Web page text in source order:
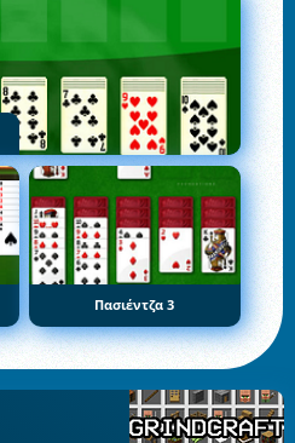
Πασιέντζα 3